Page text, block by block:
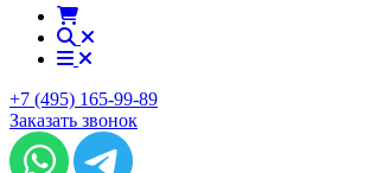
+7 (495) 165-99-89
Заказать звонок